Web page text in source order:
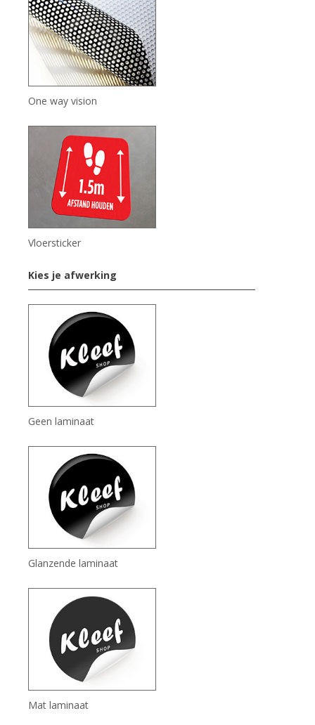
One way vision
Vloersticker
Kies je afwerking
Geen laminaat
Glanzende laminaat
Mat laminaat